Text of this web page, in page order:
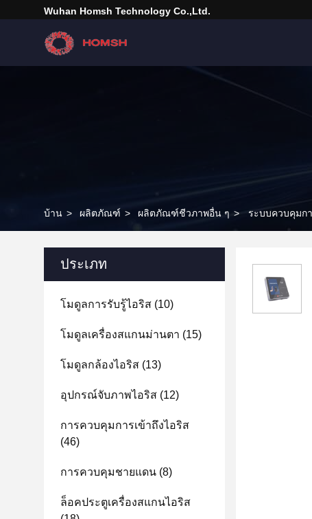
Wuhan Homsh Technology Co.,Ltd.
บ้าน > ผลิตภัณฑ์ > ผลิตภัณฑ์ชีวภาพอื่น ๆ > ระบบควบคุมก
ประเภท
โมดูลการรับรู้ไอริส (10)
โมดูลเครื่องสแกนม่านตา (15)
โมดูลกล้องไอริส (13)
อุปกรณ์จับภาพไอริส (12)
การควบคุมการเข้าถึงไอริส
(46)
การควบคุมชายแดน (8)
ล็อคประตูเครื่องสแกนไอริส